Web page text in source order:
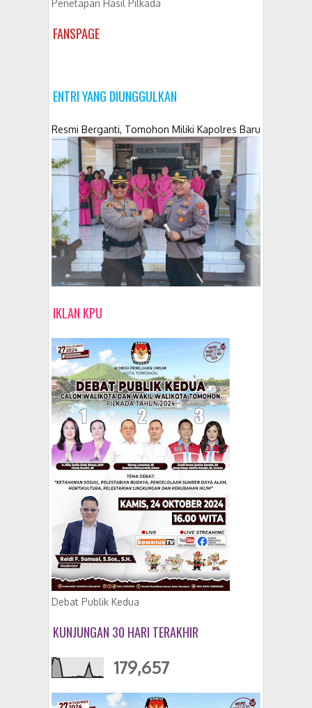
Penetapan Hasil Pilkada
FANSPAGE
ENTRI YANG DIUNGGULKAN
Resmi Berganti, Tomohon Miliki Kapolres Baru
IKLAN KPU
Debat Publik Kedua
KUNJUNGAN 30 HARI TERAKHIR
179,657